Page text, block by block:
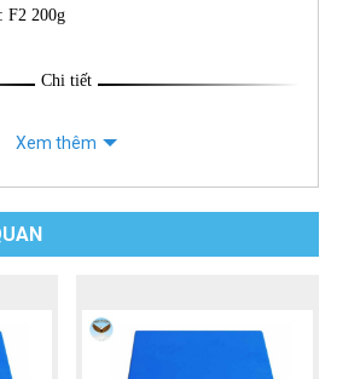
F2 200g
Chi tiết
Xem thêm